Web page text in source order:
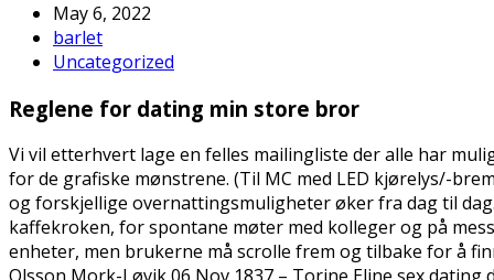
May 6, 2022
barlet
Uncategorized
Reglene for dating min store bror
Vi vil etterhvert lage en felles mailingliste der alle har
for de grafiske mønstrene. (Til MC med LED kjørelys/-
og forskjellige overnattingsmuligheter øker fra dag til
kaffekroken, for spontane møter med kolleger og på
enheter, men brukerne må scrolle frem og tilbake for å